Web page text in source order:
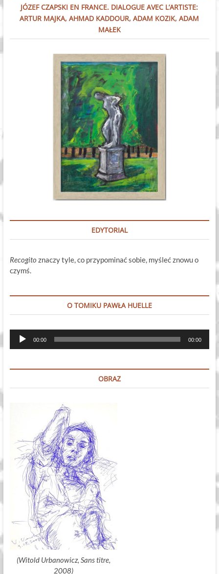
JÓZEF CZAPSKI EN FRANCE. DIALOGUE AVEC L’ARTISTE:
ARTUR MAJKA, AHMAD KADDOUR, ADAM KOZIK, ADAM
MAŁEK
EDYTORIAL
Recogito znaczy tyle, co przypominać sobie, myśleć znowu o
czymś.
O TOMIKU PAWŁA HUELLE
Odtwarzacz
plików
00:00 00:00
OBRAZ
(Witold Urbanowicz, Sans titre,
2008)